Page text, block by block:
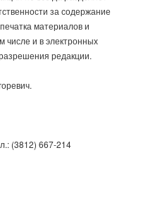
за содержание
материалов и
числе и в электронных
редакции.
(3812) 667-214